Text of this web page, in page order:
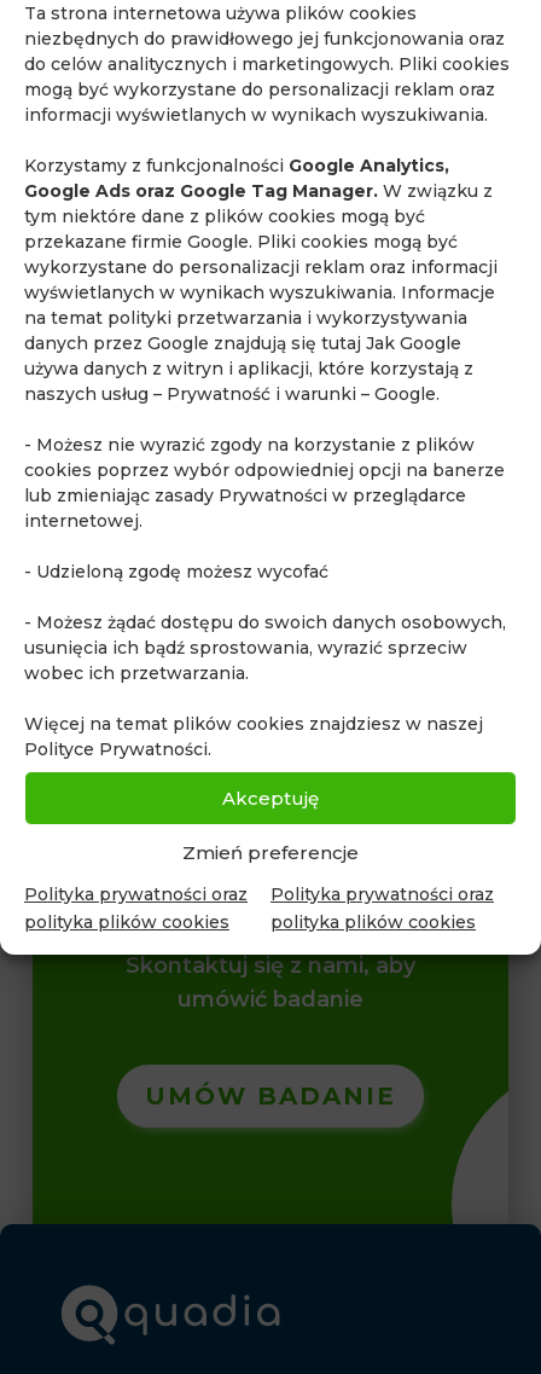
Ta strona internetowa używa plików cookies
niezbędnych do prawidłowego jej funkcjonowania oraz
do celów analitycznych i marketingowych. Pliki cookies
mogą być wykorzystane do personalizacji reklam oraz
informacji wyświetlanych w wynikach wyszukiwania.
Korzystamy z funkcjonalności Google Analytics,
Google Ads oraz Google Tag Manager. W związku z
tym niektóre dane z plików cookies mogą być
przekazane firmie Google. Pliki cookies mogą być
wykorzystane do personalizacji reklam oraz informacji
wyświetlanych w wynikach wyszukiwania. Informacje
na temat polityki przetwarzania i wykorzystywania
danych przez Google znajdują się tutaj Jak Google
używa danych z witryn i aplikacji, które korzystają z
naszych usług – Prywatność i warunki – Google.
- Możesz nie wyrazić zgody na korzystanie z plików
cookies poprzez wybór odpowiedniej opcji na banerze
lub zmieniając zasady Prywatności w przeglądarce
internetowej.
- Udzieloną zgodę możesz wycofać
- Możesz żądać dostępu do swoich danych osobowych,
usunięcia ich bądź sprostowania, wyrazić sprzeciw
wobec ich przetwarzania.
Więcej na temat plików cookies znajdziesz w naszej
Polityce Prywatności.
Akceptuję
Zmień preferencje
Polityka prywatności oraz
polityka plików cookies
Polityka prywatności oraz
polityka plików cookies
kontrast w rezonansie kurs dla urologów
Mammografia MR MR całego ciała MR piersi
MR prostaty MR serca MR w endometriozie
MR w ginekologii MR whole body
najczęstsze pytania o rezonans magnetyczny
powikłania po covid-19 profilaktyka
rak nerki rak piersi rak prostaty
rak pęcherza moczowego rezonans dzieci
rezonans głowy rezonans magnetyczny
rezonans magnetyczny całego ciała
rezonans magnetyczny nerek
rezonans magnetyczny piersi
rezonans magnetyczny prostaty
rezonans magnetyczny serca rezonans piersi
rezonans serca rezonans stawów
robotyczne biopsja prostaty Venografia MR
zdrowe życie
Skontaktuj się z nami, aby
umówić badanie
UMÓW BADANIE